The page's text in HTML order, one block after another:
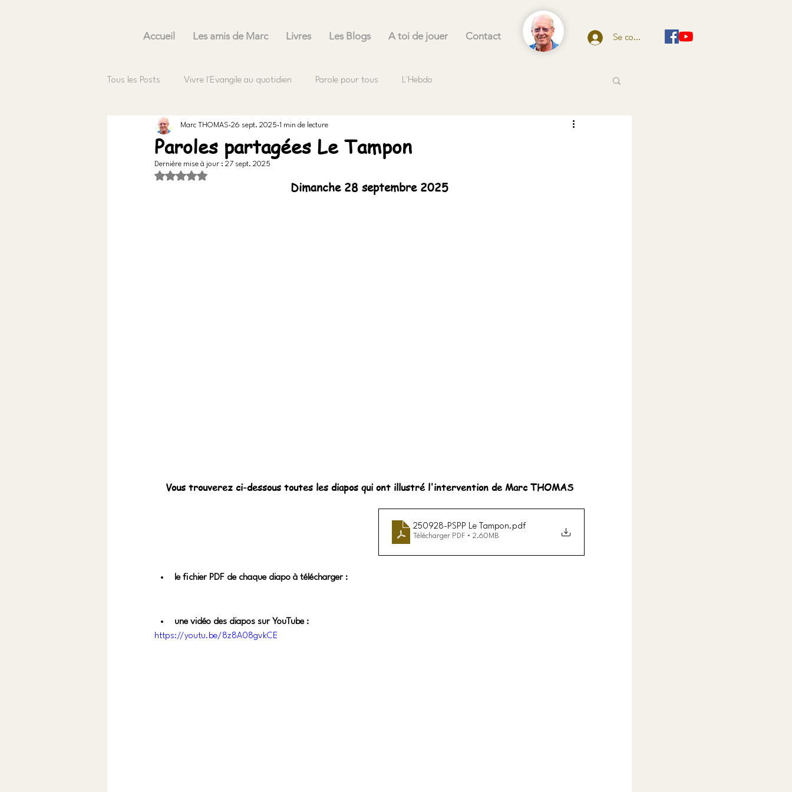
Accueil Les amis de Marc Livres Les Blogs A toi de jouer Contact Se connecter
Tous les Posts Vivre l'Evangile au quotidien Parole pour tous L'Hebdo
Paroles partagées Le Tampon
Marc THOMAS 26 sept. 2025 1 min de lecture
Dernière mise à jour : 27 sept. 2025
Noté NaN étoiles sur 5.
Dimanche 28 septembre 2025
Vous trouverez ci-dessous toutes les diapos qui ont illustré l'intervention de Marc THOMAS
250928-PSPP Le Tampon.pdf
Télécharger PDF • 2.60MB
le fichier PDF de chaque diapo à télécharger :
une vidéo des diapos sur YouTube :
https://youtu.be/8z8A08gvkCE